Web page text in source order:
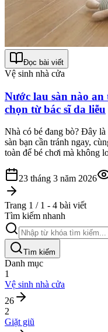
Đọc bài viết
Vệ sinh nhà cửa
Nước lau sàn nào
chọn từ bác sĩ da liễu
Nhà có bé đang bò? Đây
sàn bạn cần tránh ngay,
toàn để bé chơi mà không
23 tháng 3 năm 2026
Trang 1 / 1 - 4 bài viết
Tìm kiếm nhanh
Tìm kiếm
Danh mục
1
Vệ sinh nhà cửa
26
2
Giặt giũ